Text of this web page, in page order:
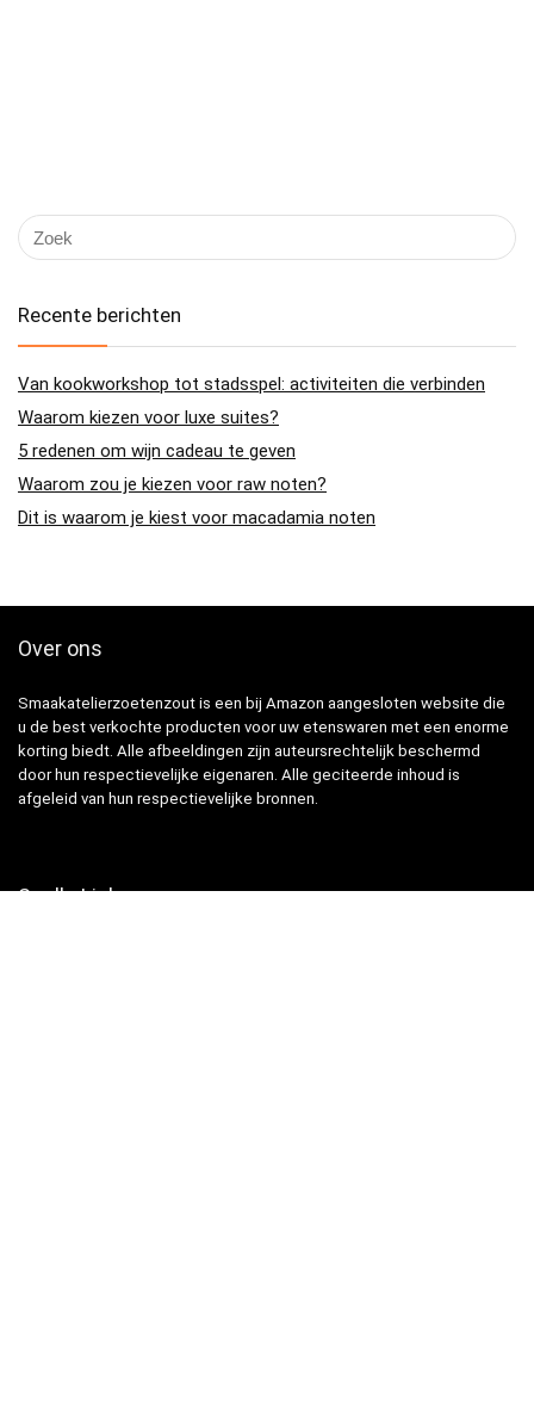
Recente berichten
Van kookworkshop tot stadsspel: activiteiten die verbinden
Waarom kiezen voor luxe suites?
5 redenen om wijn cadeau te geven
Waarom zou je kiezen voor raw noten?
Dit is waarom je kiest voor macadamia noten
Over ons
Smaakatelierzoetenzout is een bij Amazon aangesloten website die
u de best verkochte producten voor uw etenswaren met een enorme
korting biedt. Alle afbeeldingen zijn auteursrechtelijk beschermd
door hun respectievelijke eigenaren. Alle geciteerde inhoud is
afgeleid van hun respectievelijke bronnen.
Snelle Links